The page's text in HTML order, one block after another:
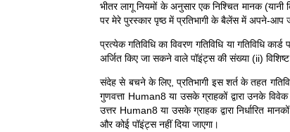
भीतर लागू नियमों के अनुसार एक निश्चित मानक (यानी
पर मेरे पुरस्कार पृष्ठ में प्रतिभागी के बैलेंस में अपने-आप
प्रत्येक गतिविधि का विवरण गतिविधि या गतिविधि
अर्जित किए जा सकने वाले पॉइंट्स की संख्या (ii)
संदेह से बचने के लिए, प्रतिभागी इस शर्त के तहत
गुणवत्ता Human8 या उसके ग्राहकों द्वारा उनके विवेक
उत्तर Human8 या उसके ग्राहक द्वारा निर्धारित
और कोई पॉइंट्स नहीं दिया जाएगा।